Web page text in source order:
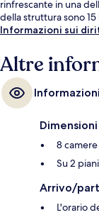
rinfrescante in una
della struttura sono
Informazioni sui
Altre
8 camere
Su 2 piani
Arrivo/
L'orario